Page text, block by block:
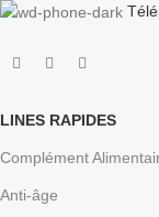
LINES RAPIDES
Complément
Anti-âge